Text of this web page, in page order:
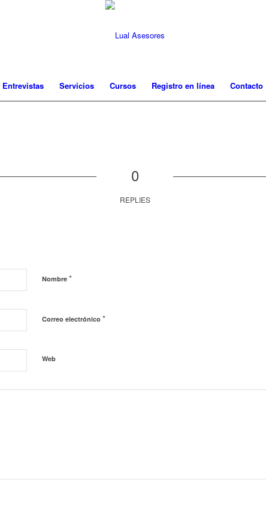
Servicios Cursos Registro en línea Contacto
0
REPLIES
Nombre *
Correo electrónico *
Web